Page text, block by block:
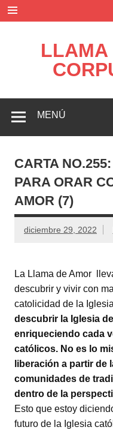
contenido
MENÚ
CARTA
PARA ORAR
AMOR (7)
diciembre 29, 2022
La Llama de Amor
descubrir y vivir con
catolicidad de la
descubrir la Iglesia
enriqueciendo cada
católicos. No es lo
liberación a partir de
comunidades de
dentro de la
Esto que estoy
futuro de la Iglesia